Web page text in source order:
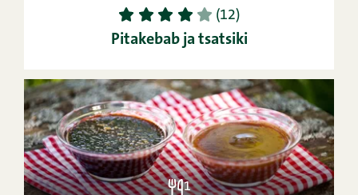
1 2 3 4 5 (12)
Pitakebab ja tsatsiki
1